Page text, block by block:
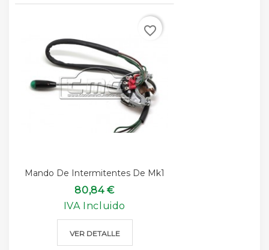
Mando De Intermitentes De Mk1
80,84 €
IVA Incluido
VER DETALLE
favorite_border